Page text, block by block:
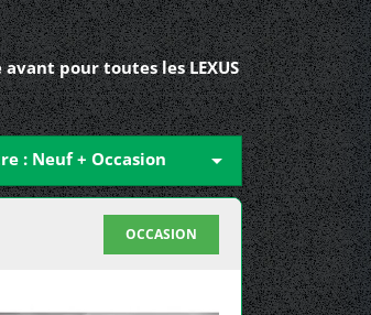
pour toutes les LEXUS
: Neuf + Occasion 
OCCASION